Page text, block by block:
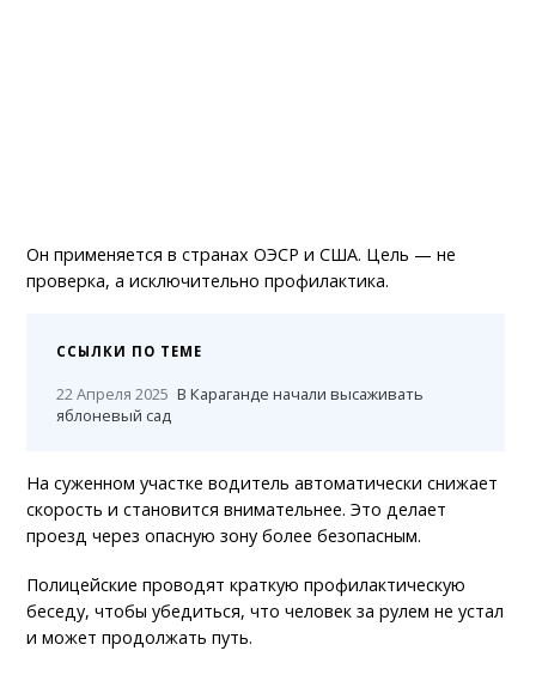
Он применяется в странах ОЭСР и США. Цель — не
проверка, а исключительно профилактика.
ССЫЛКИ ПО ТЕМЕ
22 Апреля 2025 В Караганде начали высаживать
яблоневый сад
На суженном участке водитель автоматически снижает
скорость и становится внимательнее. Это делает
проезд через опасную зону более безопасным.
Полицейские проводят краткую профилактическую
беседу, чтобы убедиться, что человек за рулем не устал
и может продолжать путь.